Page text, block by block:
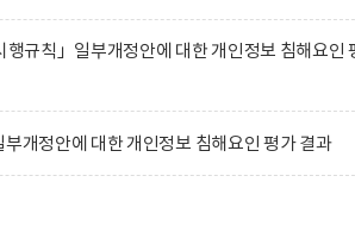
행규칙」일부개정안에 대한 개인정보 침해요인
개정안에 대한 개인정보 침해요인 평가 결과